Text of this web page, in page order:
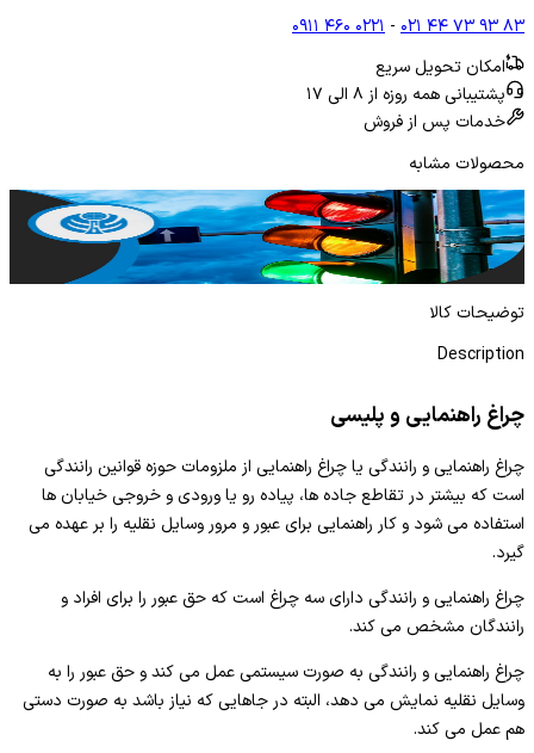
۰۲۱ ۴۴ ۷۳ ۹۳ ۸۳ - ۰۹۱۱ ۴۶۰ ۰۲۲۱
امکان تحویل سریع
پشتیبانی همه روزه از ۸ الی ۱۷
خدمات پس از فروش
محصولات مشابه
چراغ راهنمایی و پلیسی
ادامه مطلب
توضیحات کالا
Description
چراغ راهنمایی و پلیسی
چراغ راهنمایی و رانندگی یا چراغ راهنمایی از ملزومات حوزه قوانین رانندگی
است که بیشتر در تقاطع جاده ها، پیاده رو یا ورودی و خروجی خیابان ها
استفاده می شود و کار راهنمایی برای عبور و مرور وسایل نقلیه را بر عهده می
گیرد.
چراغ راهنمایی و رانندگی دارای سه چراغ است که حق عبور را برای افراد و
رانندگان مشخص می کند.
چراغ راهنمایی و رانندگی به صورت سیستمی عمل می کند و حق عبور را به
وسایل نقلیه نمایش می دهد، البته در جاهایی که نیاز باشد به صورت دستی
هم عمل می کند.